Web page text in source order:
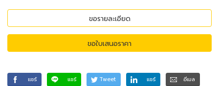
ขอรายละเอียด
ขอใบเสนอราคา
แชร์ แชร์ Tweet แชร์
อีเมล